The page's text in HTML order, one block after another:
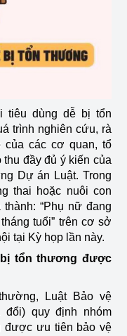
tiêu dùng dễ bị tổn
trình nghiên cứu, rà
của các cơ quan, tổ
đầy đủ ý kiến của
Dự án Luật. Trong
thai hoặc nuôi con
“Phụ nữ đang
tuổi” trên cơ sở
tại Kỳ họp lần này.
tổn thương được
Luật Bảo vệ
quy định nhóm
được ưu tiên bảo vệ